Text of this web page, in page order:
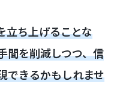
立ち上げることな
間を削減しつつ、信
できるかもしれませ